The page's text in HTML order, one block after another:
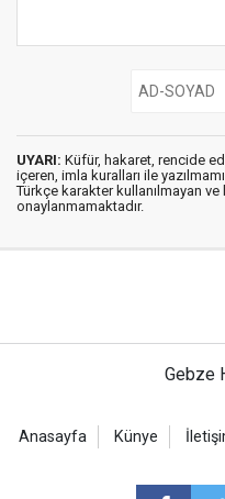
UYARI: Küfür, hakaret, rencide
içeren, imla kuralları ile
Türkçe karakter kullanılmayan
onaylanmamaktadır.
Gebze
Anasayfa Künye